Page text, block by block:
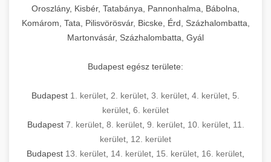
Oroszlány, Kisbér, Tatabánya, Pannonhalma, Bábolna,
Komárom, Tata, Pilisvörösvár, Bicske, Érd, Százhalombatta,
Martonvásár, Százhalombatta, Gyál
Budapest egész területe:
Budapest 1. kerület 2. kerület 3. kerület 4. kerület 5.
kerület 6. kerület
Budapest 7. kerület, 8. kerület, 9. kerület, 10. kerület, 11.
kerület 12. kerület
Budapest 13. kerület 14. kerület 15. kerület 16. kerület